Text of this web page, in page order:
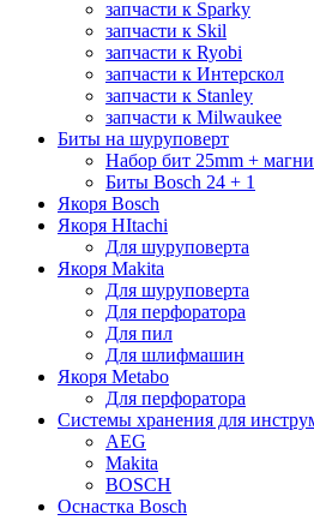
запчасти к Sparky
запчасти к Skil
запчасти к Ryobi
запчасти к Интерскол
запчасти к Stanley
запчасти к Milwaukee
Биты на шуруповерт
Набор бит 25mm +
Биты Bosch 24 + 1
Якоря Bosch
Якоря HItachi
Для шуруповерта
Якоря Makita
Для шуруповерта
Для перфоратора
Для пил
Для шлифмашин
Якоря Metabo
Для перфоратора
Системы хранения для
AEG
Makita
BOSCH
Оснастка Bosch